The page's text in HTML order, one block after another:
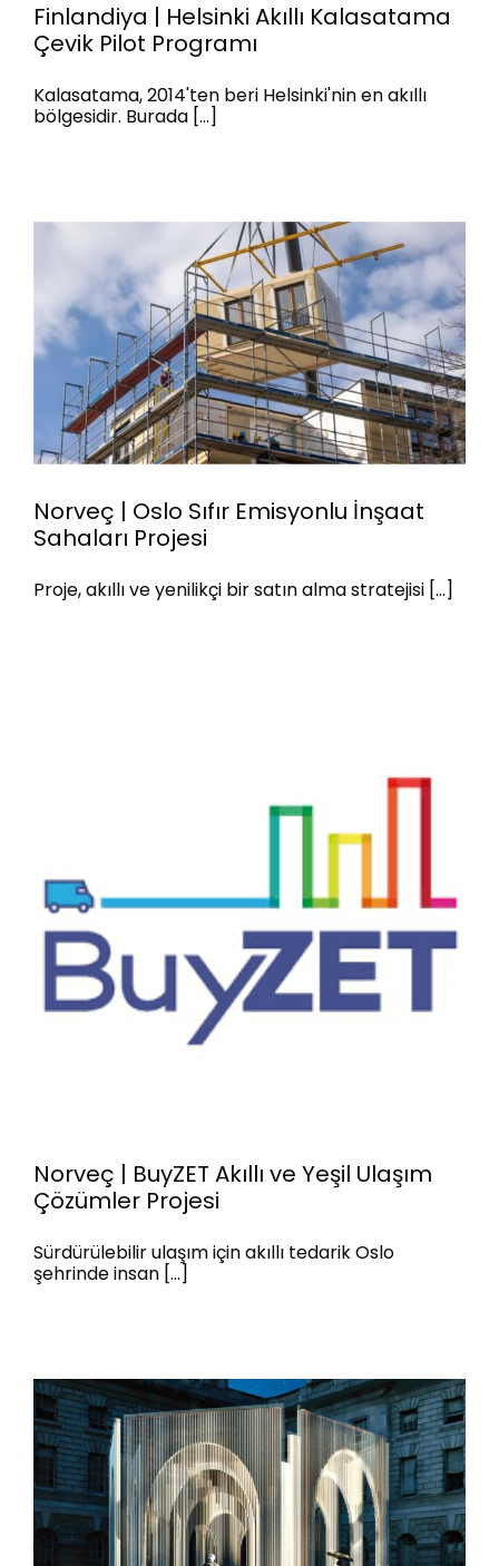
Finlandiya | Helsinki Akıllı
Kalasatama Çevik Pilot
Programı
Finlandiya | Helsinki Akıllı Kalasatama
Çevik Pilot Programı
Kalasatama, 2014'ten beri Helsinki'nin en akıllı
bölgesidir. Burada [...]
Norveç | Oslo Sıfır Emisyonlu
İnşaat Sahaları Projesi
Norveç | Oslo Sıfır Emisyonlu İnşaat
Sahaları Projesi
Proje, akıllı ve yenilikçi bir satın alma stratejisi [...]
Norveç | BuyZET Akıllı ve Yeşil Ulaşım
Çözümler Projesi
Sürdürülebilir ulaşım için akıllı tedarik Oslo
şehrinde insan [...]